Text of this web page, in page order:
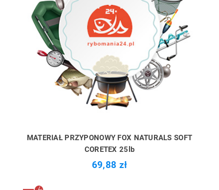
MATERIAŁ PRZYPONOWY FOX NATURALS SOFT
CORETEX 25lb
69,88 zł